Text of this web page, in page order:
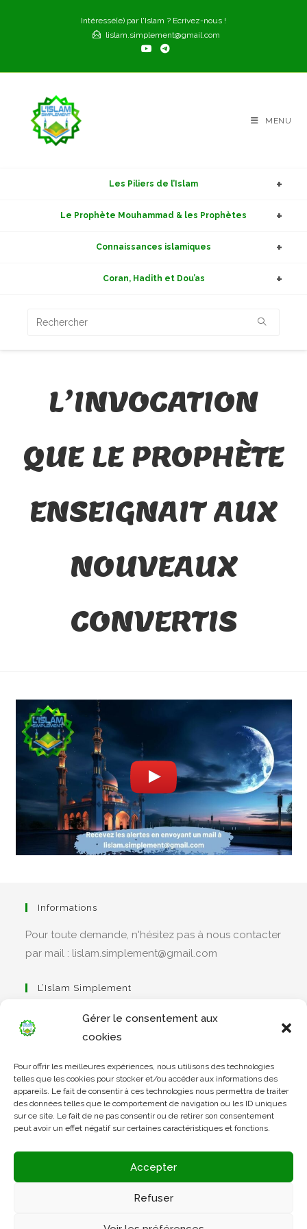
Gérer le consentement aux
cookies
Pour offrir les meilleures expériences, nous utilisons des technologies
telles que les cookies pour stocker et/ou accéder aux informations des
appareils. Le fait de consentir à ces technologies nous permettra de traiter
des données telles que le comportement de navigation ou les ID uniques
sur ce site. Le fait de ne pas consentir ou de retirer son consentement
peut avoir un effet négatif sur certaines caractéristiques et fonctions.
Accepter
Refuser
Intéressé(e) par l'Islam ? Ecrivez-nous !
lislam.simplement@gmail.com
MENU
Les Piliers de l’Islam
Le Prophète Mouhammad & les Prophètes
Connaissances islamiques
Coran, Hadith et Dou’as
L’INVOCATION
QUE LE PROPHÈTE
ENSEIGNAIT AUX
NOUVEAUX
CONVERTIS
Informations
Pour toute demande, n'hésitez pas à nous contacter
par mail : lislam.simplement@gmail.com
L’Islam Simplement
dans
un
nouvel
onglet
Apprendre Le Coran Simplement